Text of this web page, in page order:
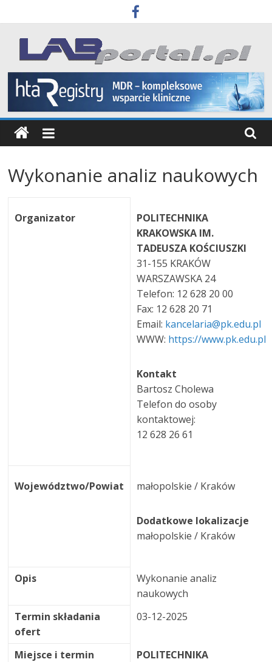
to
content
Labportal
Laboratoria
Aparatura
Badania
Wykonanie analiz naukowych
Organizator
POLITECHNIKA
KRAKOWSKA IM.
TADEUSZA KOŚCIUSZKI
31-155 KRAKÓW
WARSZAWSKA 24
Telefon: 12 628 20 00
Fax: 12 628 20 71
Email: kancelaria@pk.edu.pl
WWW: https://www.pk.edu.pl
Kontakt
Bartosz Cholewa
Telefon do osoby
kontaktowej:
12 628 26 61
Województwo/Powiat małopolskie / Kraków
Dodatkowe lokalizacje
małopolskie / Kraków
Opis
Wykonanie analiz
naukowych
Termin składania
ofert
03-12-2025
Miejsce i termin
POLITECHNIKA